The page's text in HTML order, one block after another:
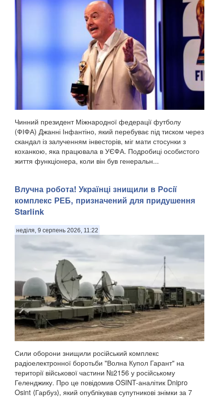
Чинний президент Міжнародної федерації футболу
(ФІФА) Джанні Інфантіно, який перебуває під тиском через
скандал із залученням інвесторів, міг мати стосунки з
коханкою, яка працювала в УЄФА. Подробиці особистого
життя функціонера, коли він був генеральн...
Влучна робота! Українці знищили в Росії
комплекс РЕБ, призначений для придушення
Starlink
неділя, 9 серпень 2026, 11:22
Сили оборони знищили російський комплекс
радіоелектронної боротьби "Волна Купол Гарант" на
території військової частини №2156 у російському
Геленджику. Про це повідомив OSINT-аналітик Dnipro
Osint ⟨Гарбуз⟩, який опублікував супутникові знімки за 7